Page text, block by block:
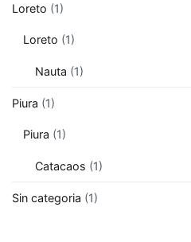
Loreto (1)
Loreto (1)
Nauta (1)
Piura (1)
Piura (1)
Catacaos (1)
Sin categoria (1)